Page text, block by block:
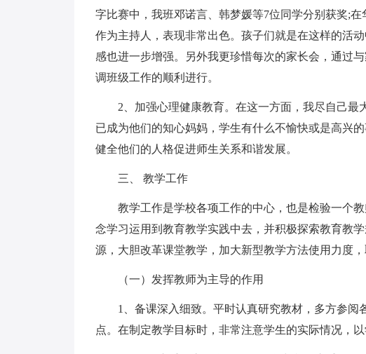
字比赛中，我班邓诺言、韩梦媛等7位同学分别获奖;
作为主持人，表现非常出色。孩子们就是在这样的活
感也进一步增强。另外我更珍惜每次的家长会，通过
调班级工作的顺利进行。
2、加强心理健康教育。在这一方面，我尽自己
已成为他们的知心妈妈，学生有什么不愉快或是高兴
健全他们的人格促进师生关系和谐发展。
三、 教学工作
教学工作是学校各项工作的中心，也是检验一个
念学习运用到教育教学实践中去，并积极探索教育教
源，大胆改革课堂教学，加大新型教学方法使用力度
（一）发挥教师为主导的作用
1、备课深入细致。平时认真研究教材，多方参
点。在制定教学目标时，非常注意学生的实际情况，以